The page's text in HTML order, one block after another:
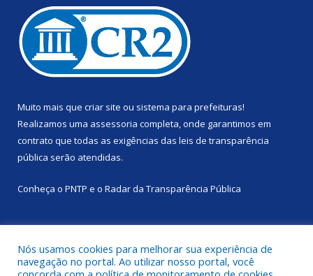
Muito mais que criar site ou sistema para prefeituras!
Realizamos uma assessoria completa, onde garantimos em
contrato que todas as exigências das leis de transparência
pública serão atendidas.
Conheça o PNTP e o Radar da Transparência Pública
Todos os direitos reservados a Prefeitura Municipal de Anapu.
Nós usamos cookies para melhorar sua experiência de
navegação no portal. Ao utilizar nosso portal, você